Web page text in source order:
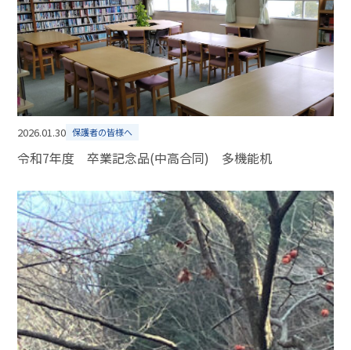
2026.01.30 保護者の皆様へ
令和7年度 卒業記念品(中高合同) 多機能机